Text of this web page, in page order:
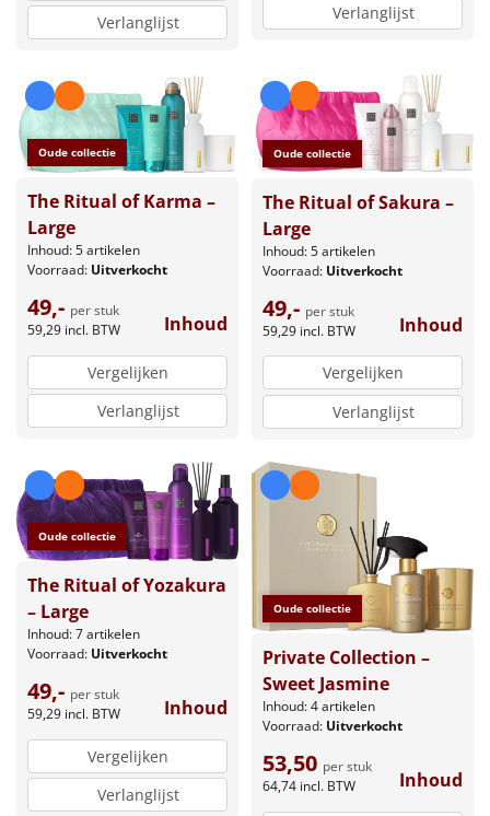
Verlanglijst
Verlanglijst
Oude collectie
The Ritual of Karma –
Large
Inhoud: 5 artikelen
Voorraad: Uitverkocht
49,- per stuk
59,29 incl. BTW Inhoud
Vergelijken
Verlanglijst
Oude collectie
The Ritual of Sakura –
Large
Inhoud: 5 artikelen
Voorraad: Uitverkocht
49,- per stuk
59,29 incl. BTW Inhoud
Vergelijken
Verlanglijst
Oude collectie
The Ritual of Yozakura
– Large
Inhoud: 7 artikelen
Voorraad: Uitverkocht
49,- per stuk
59,29 incl. BTW Inhoud
Vergelijken
Verlanglijst
Oude collectie
Private Collection –
Sweet Jasmine
Inhoud: 4 artikelen
Voorraad: Uitverkocht
53,50 per stuk
64,74 incl. BTW Inhoud